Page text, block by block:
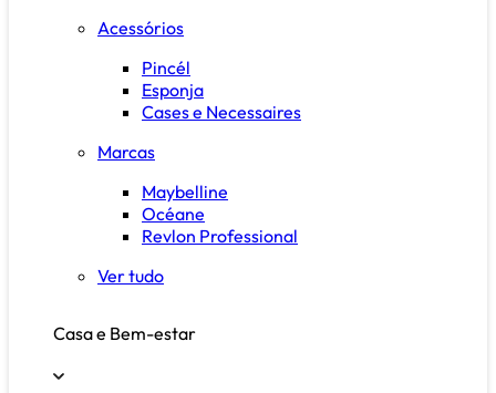
Acessórios
Pincél
Esponja
Cases e Necessaires
Marcas
Maybelline
Océane
Revlon Professional
Ver tudo
Casa e Bem-estar